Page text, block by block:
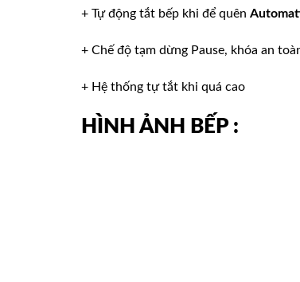
+ Tự động tắt bếp khi để quên
+ Chế độ tạm dừng Pause, khóa an
+ Hệ thống tự tắt khi quá cao
HÌNH ẢNH BẾP :